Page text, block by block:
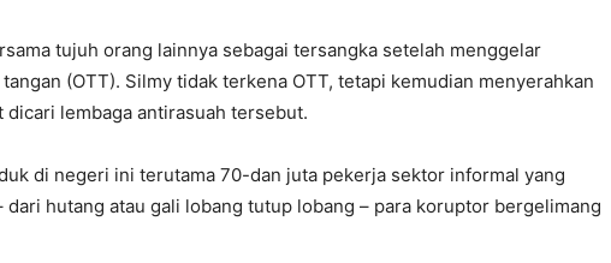
tujuh orang lainnya sebagai tersangka setelah menggelar
(OTT). Silmy tidak terkena OTT, tetapi kemudian menyerahkan
lembaga antirasuah tersebut.
di negeri ini terutama 70-dan juta pekerja sektor informal yang
hutang atau gali lobang tutup lobang – para koruptor bergelimang